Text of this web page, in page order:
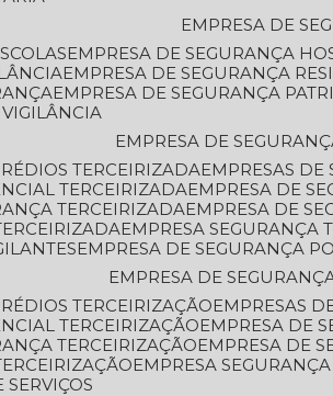
EMPRESA DE
EMPRESA DE SEGURANÇA
EMPRESA DE SEGURANÇA
EMPRESA DE SEGURANÇA
VIGILÂNCIA
EMPRESA DE
TERCEIRIZADA
EMPRESAS
TERCEIRIZADA
EMPRESA DE
TERCEIRIZADA
EMPRESA DE
EMPRESA SEGURANÇA
EMPRESA DE SEGURANÇA
EMPRESA DE
TERCEIRIZAÇÃO
EMPRESAS
TERCEIRIZAÇÃO
EMPRESA DE
TERCEIRIZAÇÃO
EMPRESA DE
EMPRESA
SERVIÇOS